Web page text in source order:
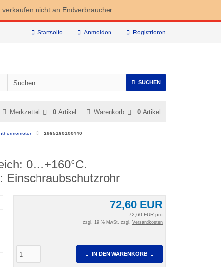
nicht an Endverbraucher.
Registrieren
Anmelden
Startseite
SUCHEN
Warenkorb 0 Artikel
Merkzettel 0 Artikel
2985160100440
0…+160°C.
Einschraubschutzrohr
72,60 EUR
72,60 EUR pro
zzgl. 19 % MwSt. zzgl. Versandkosten
IN DEN WARENKORB